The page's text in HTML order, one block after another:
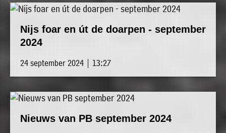
Nijs foar en út de doarpen - september
2024
24 september 2024 | 13:27
Nieuws van PB september 2024